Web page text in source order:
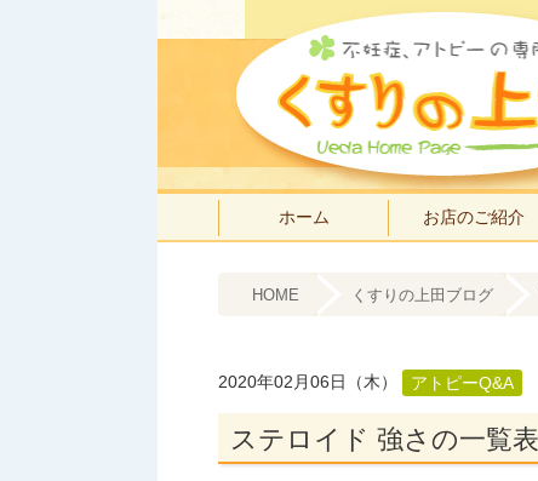
ホーム お店のご紹介
HOME くすりの上田ブログ
2020年02月06日（木） アトピーQ&A
ステロイド 強さの一覧